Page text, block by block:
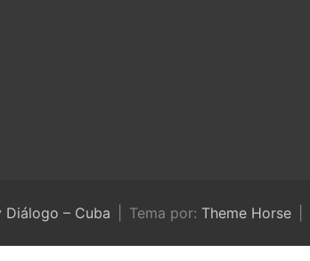
– Cuba Tema por: Theme Horse